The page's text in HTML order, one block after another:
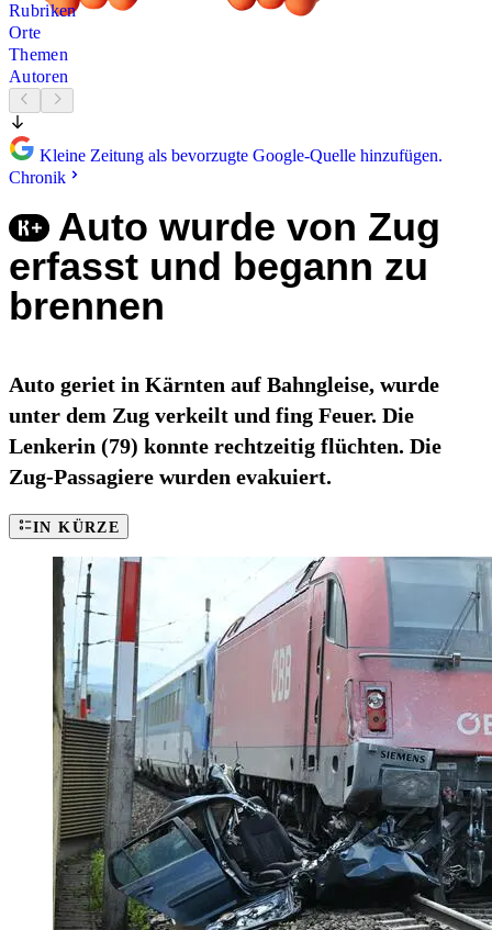
Rubriken
Orte
Themen
Autoren
Kleine Zeitung als bevorzugte Google-Quelle hinzufügen.
Chronik
Auto wurde von Zug
erfasst und begann zu
brennen
Auto geriet in Kärnten auf Bahngleise, wurde
unter dem Zug verkeilt und fing Feuer. Die
Lenkerin (79) konnte rechtzeitig flüchten. Die
Zug-Passagiere wurden evakuiert.
IN KÜRZE